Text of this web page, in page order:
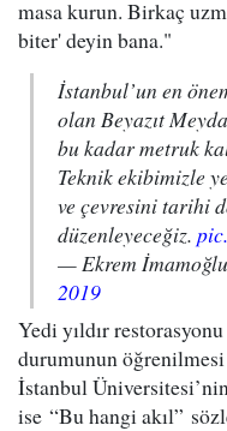
masa kurun. Birkaç
biter' deyin bana."
İstanbul’un en
olan Beyazıt
bu kadar metruk
Teknik ekibimizle
ve çevresini tarihi
düzenleyeceğiz.
— Ekrem
2019
​Yedi yıldır
durumunun
İstanbul
ise “Bu hangi akıl”